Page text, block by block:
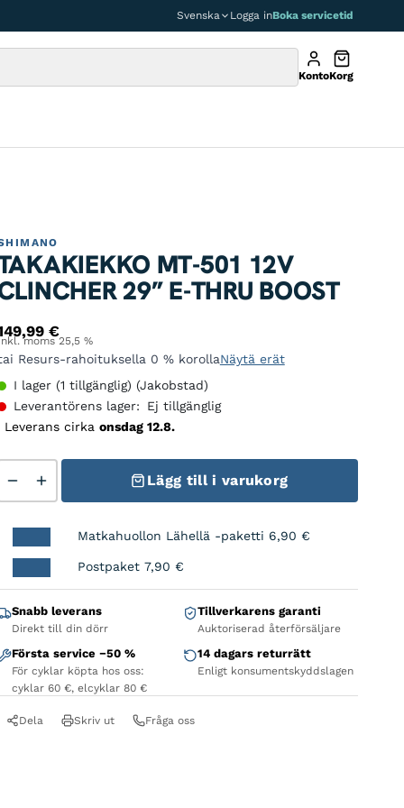
Svenska Logga inBoka servicetid
KontoKorg
MT-501 12V
29” E-THRU BOOST
€
moms 25,5 %
Resurs-rahoituksella 0 % korollaNäytä erät
I lager (1 tillgänglig) (Jakobstad)
Leverantörens lager:
Ej tillgänglig
Leverans cirka onsdag 12.8.
Lägg till i varukorg
Matkahuollon Lähellä -paketti 6,90 €
Postpaket 7,90 €
Snabb leverans
Direkt till din dörr
Tillverkarens garanti
Auktoriserad återförsäljare
Första service −50 %
För cyklar köpta hos oss:
cyklar 60 €, elcyklar 80 €
14 dagars returrätt
Enligt konsumentskyddslagen
Dela Skriv ut Fråga oss